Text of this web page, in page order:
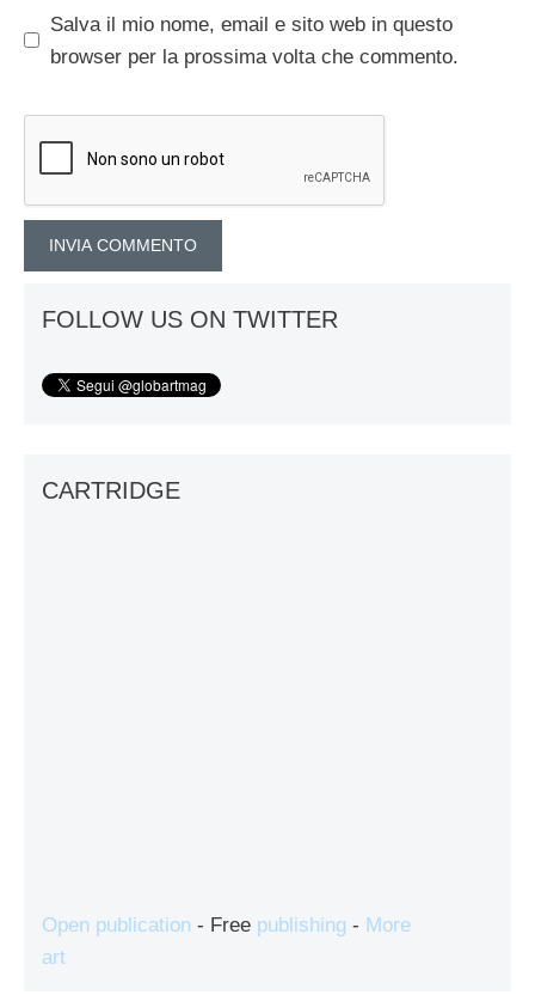
Salva il mio nome, email e sito web in questo
browser per la prossima volta che commento.
FOLLOW US ON TWITTER
CARTRIDGE
Open publication - Free publishing - More
art